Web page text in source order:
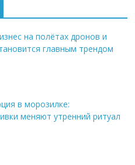
на полётах дронов и
главным трендом
в морозилке:
меняют утренний ритуал